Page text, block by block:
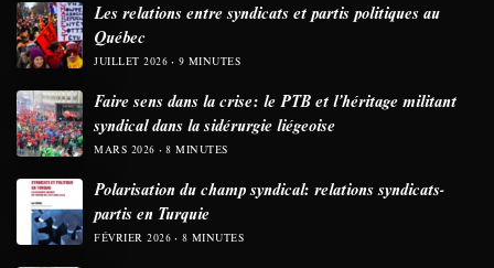
Les relations entre syndicats et partis politiques au
Québec
JUILLET 2026 9 MINUTES
Faire sens dans la crise: le PTB et l’héritage militant
syndical dans la sidérurgie liégeoise
MARS 2026 8 MINUTES
Polarisation du champ syndical: relations syndicats-
partis en Turquie
FÉVRIER 2026 8 MINUTES